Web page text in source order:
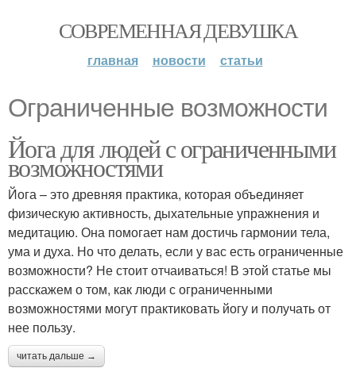
СОВРЕМЕННАЯ ДЕВУШКА
главная новости статьи
Ограниченные возможности
Йога для людей с ограниченными
возможностями
Йога – это древняя практика, которая объединяет
физическую активность, дыхательные упражнения и
медитацию. Она помогает нам достичь гармонии тела,
ума и духа. Но что делать, если у вас есть ограниченные
возможности? Не стоит отчаиваться! В этой статье мы
расскажем о том, как люди с ограниченными
возможностями могут практиковать йогу и получать от
нее пользу.
читать дальше →